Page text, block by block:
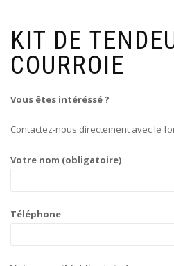
KIT DE
COURROIE
Vous êtes intéréssé ?
Contactez-nous directement avec le
Votre nom (obligatoire)
Téléphone